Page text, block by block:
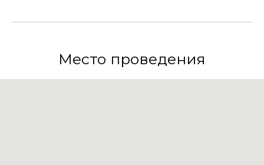
Место проведения